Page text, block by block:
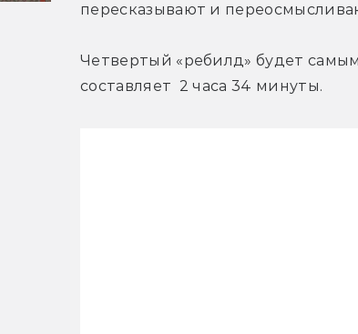
пересказывают и
Четвертый «ребилд» будет
составляет  2 часа 34 минуты.